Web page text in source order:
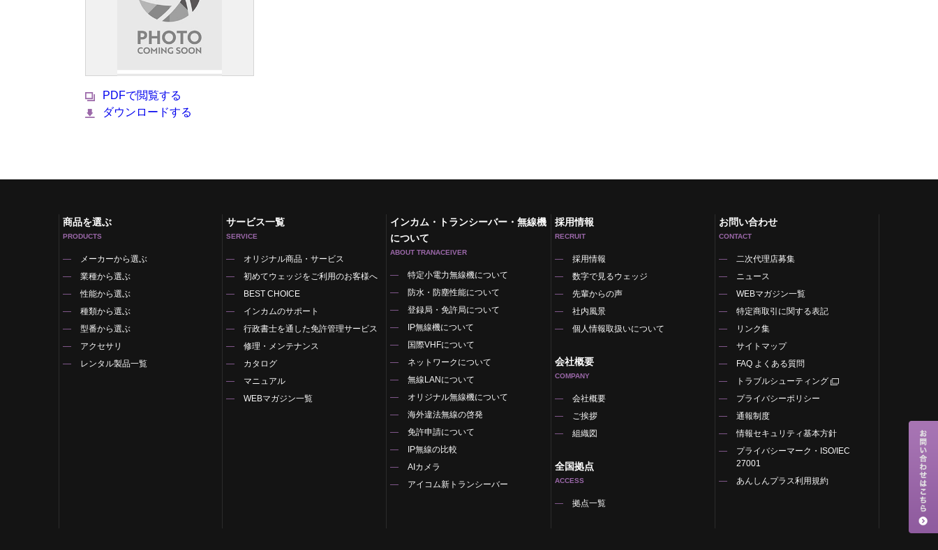
PDFで閲覧する
ダウンロードする
商品を選ぶ
PRODUCTS
メーカーから選ぶ
業種から選ぶ
性能から選ぶ
種類から選ぶ
型番から選ぶ
アクセサリ
レンタル製品一覧
サービス一覧
SERVICE
オリジナル商品・サービス
初めてウェッジをご利用のお客様へ
BEST CHOICE
インカムのサポート
行政書士を通した免許管理サービス
修理・メンテナンス
カタログ
マニュアル
WEBマガジン一覧
インカム・トランシーバー・無線機
について
ABOUT TRANACEIVER
特定小電力無線機について
防水・防塵性能について
登録局・免許局について
IP無線機について
国際VHFについて
ネットワークについて
無線LANについて
オリジナル無線機について
海外違法無線の啓発
免許申請について
IP無線の比較
AIカメラ
アイコム新トランシーバー
採用情報
RECRUIT
採用情報
数字で見るウェッジ
先輩からの声
社内風景
個人情報取扱いについて
会社概要
COMPANY
会社概要
ご挨拶
組織図
全国拠点
ACCESS
拠点一覧
お問い合わせ
CONTACT
二次代理店募集
ニュース
WEBマガジン一覧
特定商取引に関する表記
リンク集
サイトマップ
FAQ よくある質問
トラブルシューティング
プライバシーポリシー
通報制度
情報セキュリティ基本方針
プライバシーマーク・ISO/IEC
27001
あんしんプラス利用規約